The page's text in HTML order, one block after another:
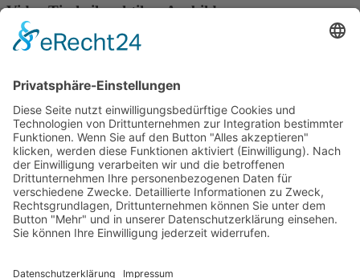
Video Tierheilpraktiker-Ausbildung
YouTube Video-Service zu laden!
Wir verwenden einen Service eines Drittanbieters, um
Videoinhalte einzubetten. Dieser Service kann Daten
zu Ihren Aktivitäten sammeln. Bitte lesen Sie die Details
durch und stimmen Sie der Nutzung des Service zu,
um dieses Video anzusehen.
Mehr Informationen
Akzeptieren